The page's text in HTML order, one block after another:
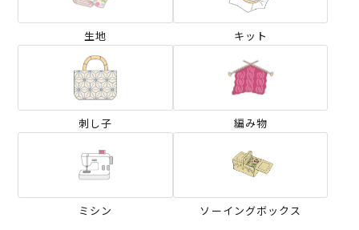
生地 キット
刺し子 編み物
ミシン ソーイングボックス